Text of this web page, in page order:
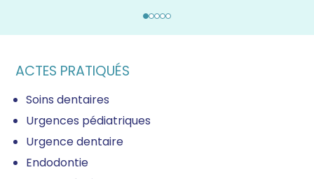
ACTES PRATIQUÉS
Soins dentaires
Urgences pédiatriques
Urgence dentaire
Endodontie